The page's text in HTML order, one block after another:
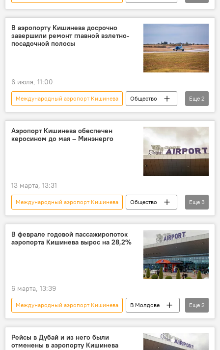
В Молдове
Молдова
Швейцария
Грузия
В аэропорту Кишинева досрочно
завершили ремонт главной взлетно-
посадочной полосы
6 июля, 11:00
Международный аэропорт Кишинева
Общество
В Молдове
ремонт
Еще 2
Аэропорт Кишинева обеспечен
керосином до мая – Минэнерго
13 марта, 13:31
Международный аэропорт Кишинева
Общество
В Молдове
Молдова топливо
Еще 3
В феврале годовой пассажиропоток
аэропорта Кишинева вырос на 28,2%
6 марта, 13:39
Международный аэропорт Кишинева
В Молдове
Молдова
Общество
Еще 2
Рейсы в Дубай и из него были
отменены в аэропорту Кишинева